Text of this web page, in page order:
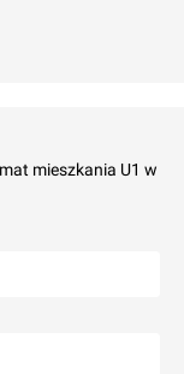
mieszkania U1 w